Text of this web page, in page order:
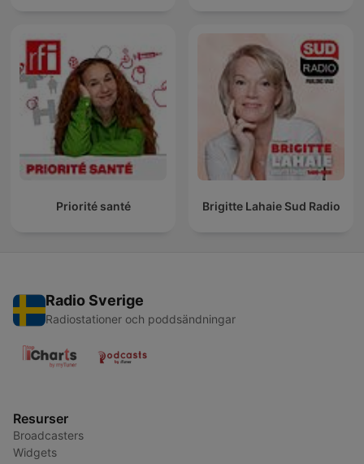
Priorité santé Brigitte Lahaie Sud Radio
Radio Sverige
Radiostationer och poddsändningar
Resurser
Broadcasters
Widgets